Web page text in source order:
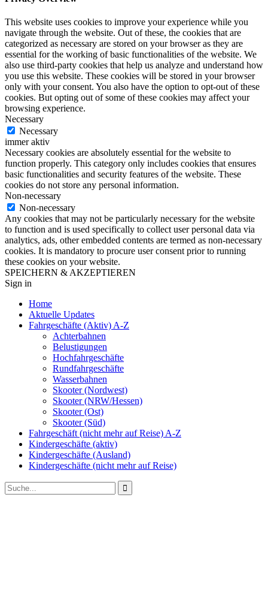
This website uses cookies to improve your experience while you
navigate through the website. Out of these, the cookies that are
categorized as necessary are stored on your browser as they are
essential for the working of basic functionalities of the website. We
also use third-party cookies that help us analyze and understand how
you use this website. These cookies will be stored in your browser
only with your consent. You also have the option to opt-out of these
cookies. But opting out of some of these cookies may affect your
browsing experience.
Necessary
Necessary
immer aktiv
Necessary cookies are absolutely essential for the website to
function properly. This category only includes cookies that ensures
basic functionalities and security features of the website. These
cookies do not store any personal information.
Non-necessary
Non-necessary
Any cookies that may not be particularly necessary for the website
to function and is used specifically to collect user personal data via
analytics, ads, other embedded contents are termed as non-necessary
cookies. It is mandatory to procure user consent prior to running
these cookies on your website.
SPEICHERN & AKZEPTIEREN
Sign in
Home
Aktuelle Updates
Fahrgeschäfte (Aktiv) A-Z
Achterbahnen
Belustigungen
Hochfahrgeschäfte
Rundfahrgeschäfte
Wasserbahnen
Skooter (Nordwest)
Skooter (NRW/Hessen)
Skooter (Ost)
Skooter (Süd)
Fahrgeschäft (nicht mehr auf Reise) A-Z
Kindergeschäfte (aktiv)
Kindergeschäfte (Ausland)
Kindergeschäfte (nicht mehr auf Reise)